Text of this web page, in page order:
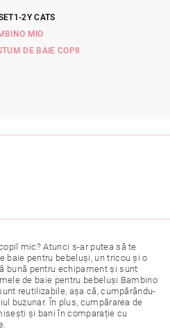
2Y CATS
MIO
DE BAIE COPII
mic? Atunci s-ar putea să te
baie pentru bebeluși, un tricou și o
bună pentru echipament și sunt
de baie pentru bebeluși Bambino
reutilizabile, așa că, cumpărându-
buzunar. În plus, cumpărarea de
și bani în comparație cu